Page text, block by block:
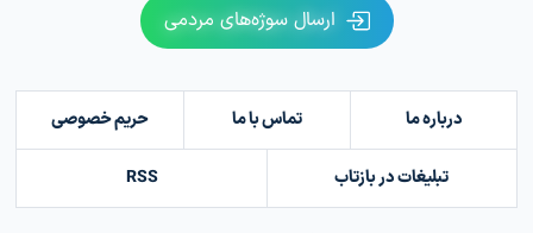
ارسال سوژه‌های مردمی
درباره ما تماس با ما حریم خصوصی
تبلیغات در بازتاب RSS